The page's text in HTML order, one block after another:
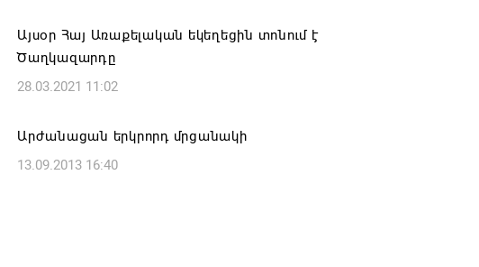
06.08.2026 12:08
Մեկնարկել է «Շուկայի զարգացող ՓՄՁ
Այսօր Հայ Առաքելական եկեղեցին տոնում է
Ծաղկազարդը
28.03.2021 11:02
Արժանացան երկրորդ մրցանակի
13.09.2013 16:40